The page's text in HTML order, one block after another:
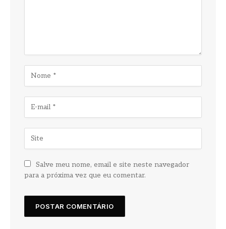
Salve meu nome, email e site neste navegador
para a próxima vez que eu comentar.